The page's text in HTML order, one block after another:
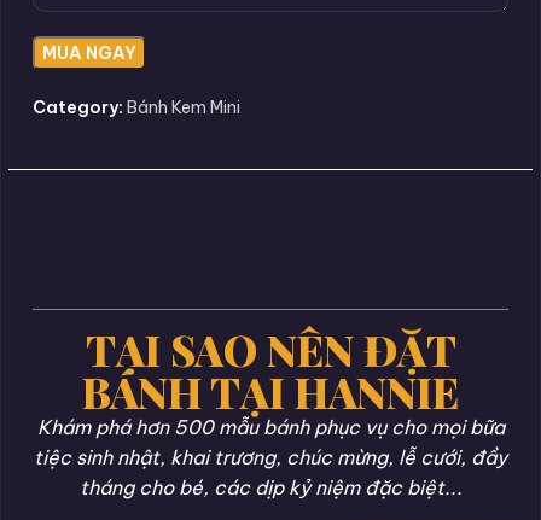
Category: Bánh Kem Mini
TẠI SAO NÊN ĐẶT
BÁNH TẠI HANNIE
Khám phá hơn 500 mẫu bánh phục vụ cho mọi bữa
tiệc sinh nhật, khai trương, chúc mừng, lễ cưới, đầy
tháng cho bé, các dịp kỷ niệm đặc biệt...